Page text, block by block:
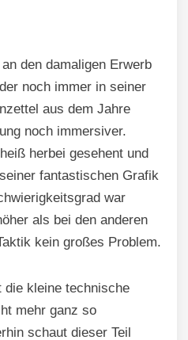
den damaligen Erwerb
noch immer in seiner
aus dem Jahre
noch immersiver.
herbei gesehent und
fantastischen Grafik
war
als bei den anderen
kein großes Problem.
kleine technische
mehr ganz so
schaut dieser Teil